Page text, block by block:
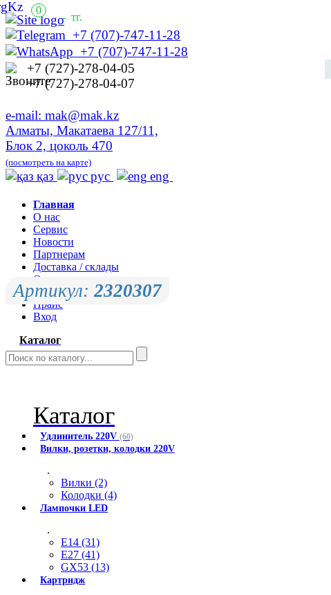
+7 (707)-747-11-28
+7 (707)-747-11-28
+7 (727)-278-04-05
+7 (727)-278-04-07
e-mail: mak@mak.kz
Алматы, Макатаева 127/11,
Блок 2, цоколь 470
(посмотреть на карте)
рус
қаз eng
Главная
О нас
Сервис
Новости
Партнерам
Доставка / склады
Оплата
Контакты
Прайс
Вход
Каталог
0
- тг.
Каталог
Удлинитель 220V (60)
Вилки, розетки, колодки 220V
.
Вилки (2)
Колодки (4)
Лампочки LED
.
E14 (31)
E27 (41)
GX53 (13)
Картридж
Артикул:2320307